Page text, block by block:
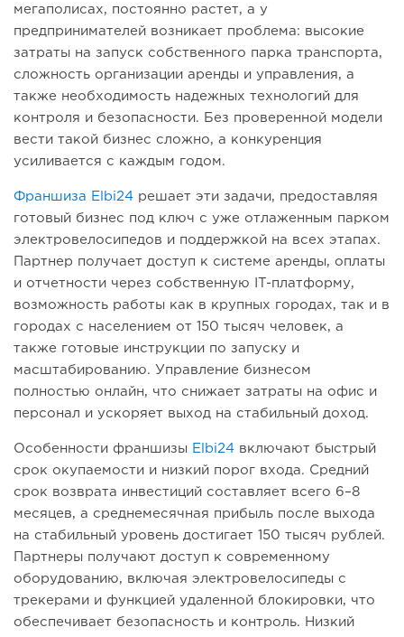
мегаполисах, постоянно растет, а у
предпринимателей возникает проблема: высокие
затраты на запуск собственного парка транспорта,
сложность организации аренды и управления, а
также необходимость надежных технологий для
контроля и безопасности. Без проверенной модели
вести такой бизнес сложно, а конкуренция
усиливается с каждым годом.
Франшиза Elbi24 решает эти задачи, предоставляя
готовый бизнес под ключ с уже отлаженным парком
электровелосипедов и поддержкой на всех этапах.
Партнер получает доступ к системе аренды, оплаты
и отчетности через собственную IT-платформу,
возможность работы как в крупных городах, так и в
городах с населением от 150 тысяч человек, а
также готовые инструкции по запуску и
масштабированию. Управление бизнесом
полностью онлайн, что снижает затраты на офис и
персонал и ускоряет выход на стабильный доход.
Особенности франшизы Elbi24 включают быстрый
срок окупаемости и низкий порог входа. Средний
срок возврата инвестиций составляет всего 6–8
месяцев, а среднемесячная прибыль после выхода
на стабильный уровень достигает 150 тысяч рублей.
Партнеры получают доступ к современному
оборудованию, включая электровелосипеды с
трекерами и функцией удаленной блокировки, что
обеспечивает безопасность и контроль. Низкий